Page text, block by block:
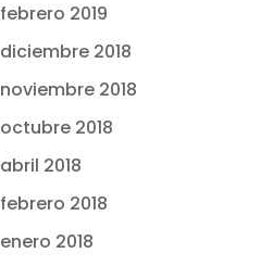
febrero 2019
diciembre 2018
noviembre 2018
octubre 2018
abril 2018
febrero 2018
enero 2018